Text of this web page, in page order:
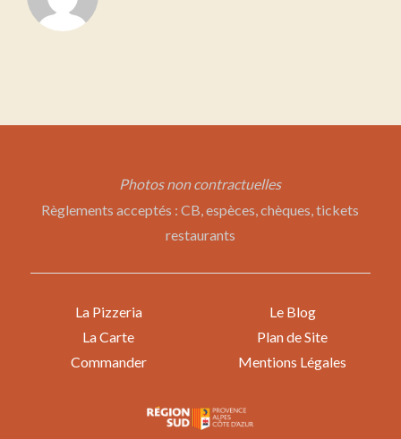
Photos non contractuelles
Règlements acceptés : CB, espèces, chèques, tickets
restaurants
La Pizzeria
La Carte
Commander
Le Blog
Plan de Site
Mentions Légales